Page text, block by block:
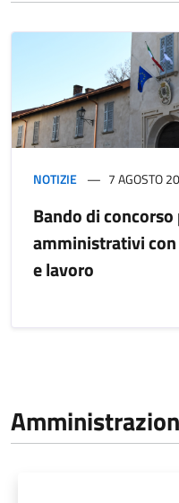
NOTIZIE 7 AGOSTO
Bando di
amministrativi
e lavoro